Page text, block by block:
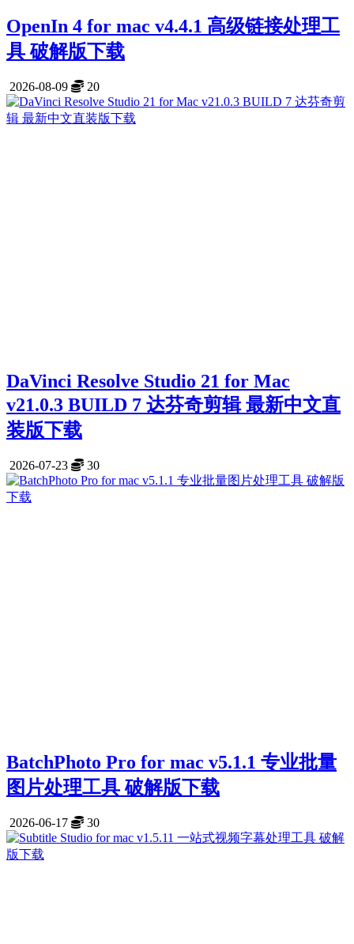
OpenIn 4 for mac v4.4.1 高级链接处理工
具 破解版下载
2026-08-09 20
DaVinci Resolve Studio 21 for Mac
v21.0.3 BUILD 7 达芬奇剪辑 最新中文直
装版下载
2026-07-23 30
BatchPhoto Pro for mac v5.1.1 专业批量
图片处理工具 破解版下载
2026-06-17 30